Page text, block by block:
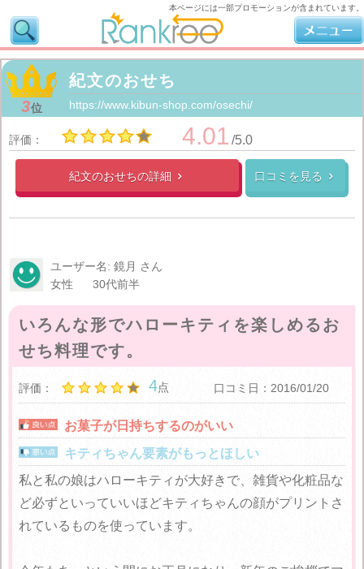
3位
紀文のおせち
https://www.kibun-shop.com/osechi/
評価： 4.01 /5.0
紀文のおせちの詳細  口コミを見る 
ユーザー名: 鏡月 さん
女性
30代前半
いろんな形でハローキティを楽しめるお
せち料理です。
評価： 4点 口コミ日：2016/01/20
お菓子が日持ちするのがいい
キティちゃん要素がもっとほしい
私と私の娘はハローキティが大好きで、雑貨や化粧品な
ど必ずといっていいほどキティちゃんの顔がプリントさ
れているものを使っています。
本ページには一部プロモーションが含まれています。